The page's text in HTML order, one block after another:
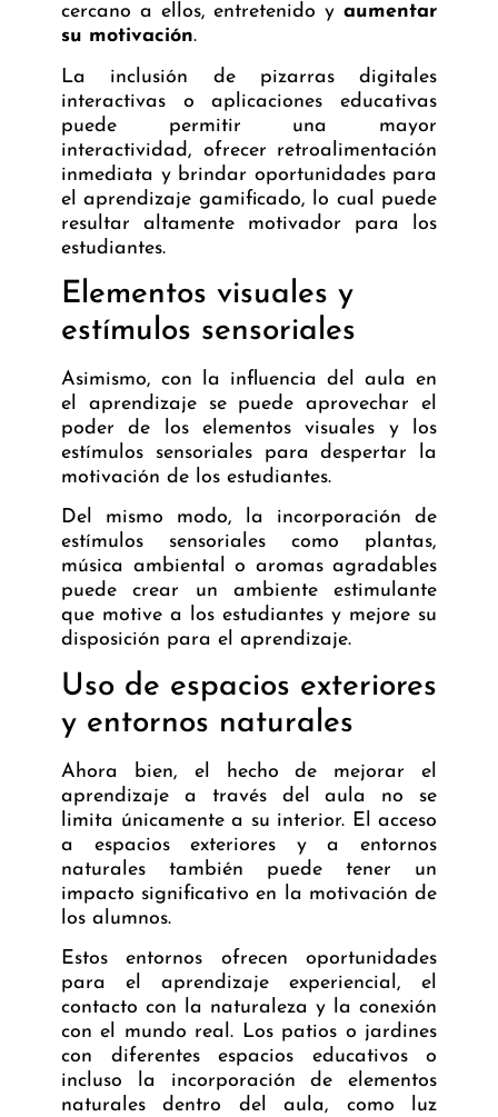
cercano a ellos, entretenido y aumentar
su motivación.
La inclusión de pizarras digitales
interactivas o aplicaciones educativas
puede permitir una mayor
interactividad, ofrecer retroalimentación
inmediata y brindar oportunidades para
elaprendizaje gamificado, lo cual puede
resultar altamente motivador para los
estudiantes.
Elementos visuales y
estímulos sensoriales
Asimismo, con la influencia del aula en
el aprendizaje se puede aprovechar el
poder de los elementos visuales y los
estímulos sensoriales para despertar la
motivación de los estudiantes.
Del mismo modo, la incorporación de
estímulos sensoriales como plantas,
música ambiental o aromas agradables
puede crear un ambiente estimulante
que motive a los estudiantes y mejore su
disposición para el aprendizaje.
Uso de espacios exteriores
y entornos naturales
Ahora bien, el hecho de mejorar el
aprendizaje a través del aula no se
limita únicamente a su interior. El acceso
a espacios exteriores y a entornos
naturales también puede tener un
impacto significativo en la motivación de
los alumnos.
Estos entornos ofrecen oportunidades
para el aprendizaje experiencial, el
contacto con la naturaleza y la conexión
con el mundo real. Los patios o jardines
con diferentes espacios educativos o
incluso la incorporación de elementos
naturales dentro del aula, como luz